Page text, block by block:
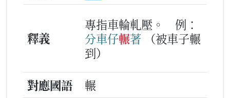
釋義
專指車輪軋壓。
例：
分車仔輾著
（被車子輾
到）
對應國語
輾